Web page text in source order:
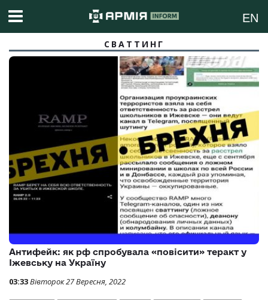
EN
СВАТТИНГ
Антифейк: як рф спробувала «повісити» теракт у
Іжевську на Україну
03:33Вівторок 27 Вересня, 2022